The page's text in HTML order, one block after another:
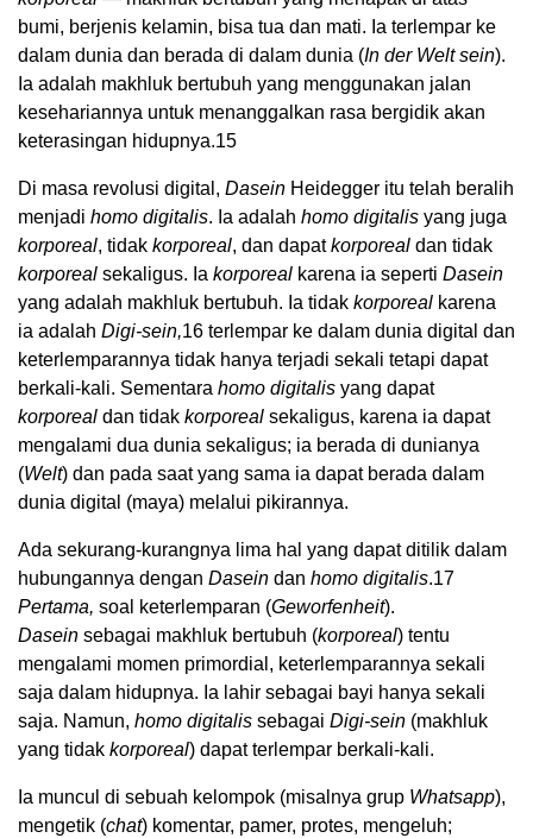
bumi, berjenis kelamin, bisa tua dan mati. Ia terlempar ke
dalam dunia dan berada di dalam dunia (In der Welt sein).
Ia adalah makhluk bertubuh yang menggunakan jalan
kesehariannya untuk menanggalkan rasa bergidik akan
keterasingan hidupnya.15
Di masa revolusi digital, Dasein Heidegger itu telah beralih
menjadi homo digitalis. Ia adalah homo digitalis yang juga
korporeal, tidak korporeal, dan dapatkorporeal dan tidak
korporeal sekaligus. Ia korporeal karena ia seperti Dasein
yang adalah makhluk bertubuh. Ia tidak korporeal karena
ia adalah Digi-sein,16 terlempar ke dalam dunia digital dan
keterlemparannya tidak hanya terjadi sekali tetapi dapat
berkali-kali. Sementara homo digitalis yang dapat
korporeal dan tidak korporeal sekaligus, karena ia dapat
mengalami dua dunia sekaligus; ia berada di dunianya
(Welt) dan pada saat yang sama ia dapat berada dalam
dunia digital (maya) melalui pikirannya.
Ada sekurang-kurangnya lima hal yang dapat ditilik dalam
hubungannya dengan Dasein dan homo digitalis.17
Pertama, soal keterlemparan (Geworfenheit).
Dasein sebagai makhluk bertubuh (korporeal) tentu
mengalami momen primordial, keterlemparannya sekali
saja dalam hidupnya. Ia lahir sebagai bayi hanya sekali
saja. Namun, homo digitalis sebagai Digi-sein (makhluk
yang tidak korporeal) dapat terlempar berkali-kali.
Ia muncul di sebuah kelompok (misalnya grup Whatsapp),
mengetik (chat) komentar, pamer, protes, mengeluh;